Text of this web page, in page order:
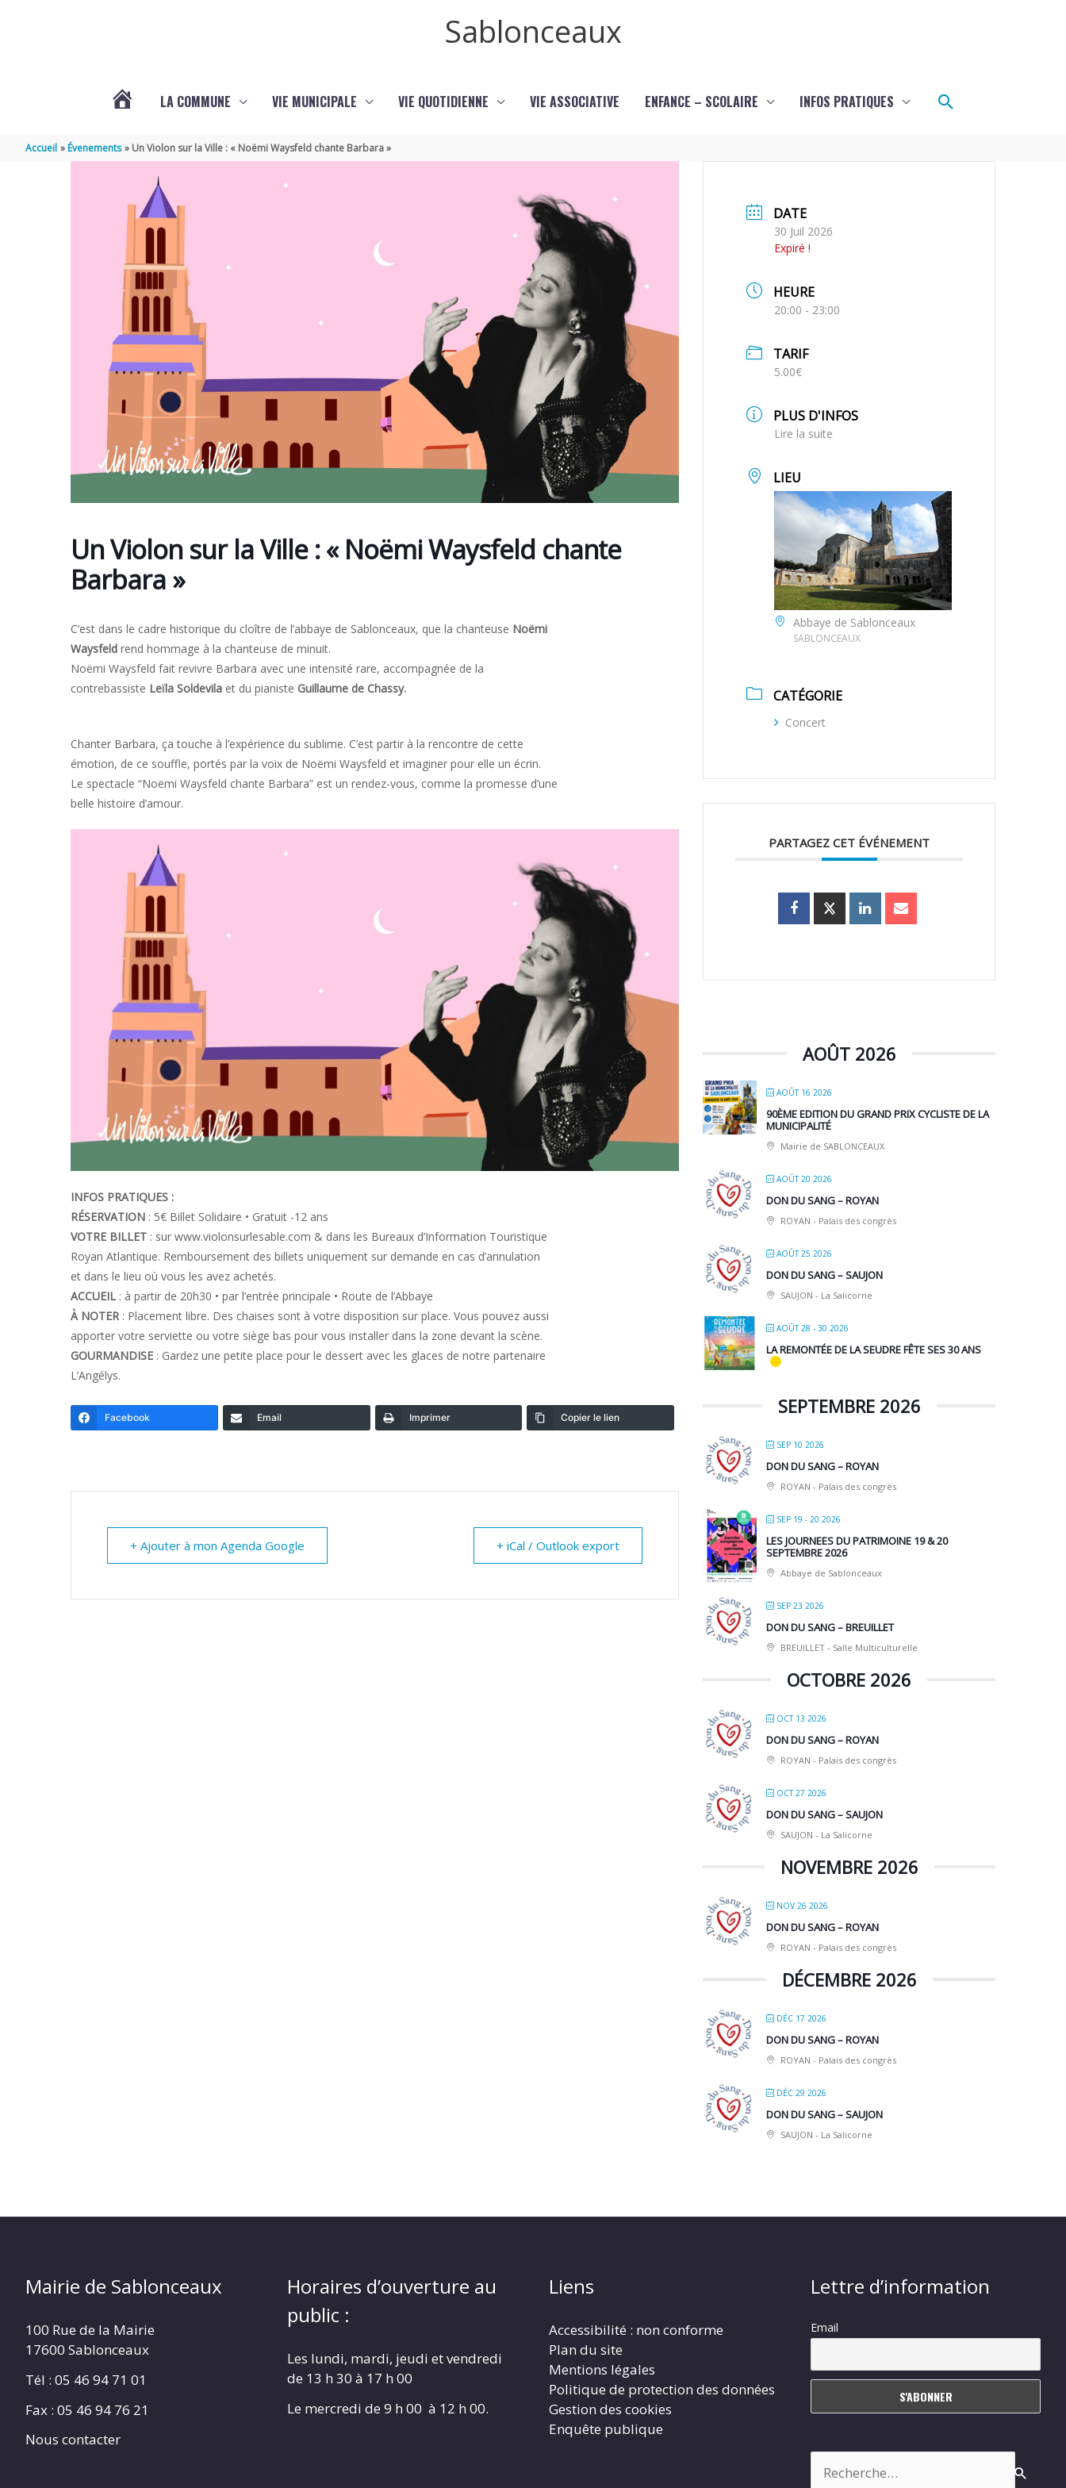
Sablonceaux
SABLONCEAUX
LA COMMUNE VIE MUNICIPALE VIE QUOTIDIENNE VIE ASSOCIATIVE ENFANCE – SCOLAIRE INFOS PRATIQUES Rechercher
Accueil Évenements Un Violon sur la Ville : « Noëmi Waysfeld chante Barbara »
Un Violon sur la Ville : « Noëmi Waysfeld chante
Barbara »
C’est dans le cadre historique du cloître de l’abbaye de Sablonceaux, que la chanteuse Noëmi
Waysfeld rend hommage à la chanteuse de minuit.
Noëmi Waysfeld fait revivre Barbara avec une intensité rare, accompagnée de la
contrebassiste Leïla Soldevila et du pianiste Guillaume de Chassy.
Chanter Barbara, ça touche à l’expérience du sublime. C’est partir à la rencontre de cette
émotion, de ce souffle, portés par la voix de Noëmi Waysfeld et imaginer pour elle un écrin.
Le spectacle “Noëmi Waysfeld chante Barbara” est un rendez-vous, comme la promesse d’une
belle histoire d’amour.
INFOS PRATIQUES :
RÉSERVATION : 5€ Billet Solidaire • Gratuit -12 ans
VOTRE BILLET : sur www.violonsurlesable.com & dans les Bureaux d’Information Touristique
Royan Atlantique. Remboursement des billets uniquement sur demande en cas d’annulation
et dans le lieu où vous les avez achetés.
ACCUEIL : à partir de 20h30 • par l’entrée principale • Route de l’Abbaye
À NOTER : Placement libre. Des chaises sont à votre disposition sur place. Vous pouvez aussi
apporter votre serviette ou votre siège bas pour vous installer dans la zone devant la scène.
GOURMANDISE : Gardez une petite place pour le dessert avec les glaces de notre partenaire
L’Angélys.
Facebook Email Imprimer Copier le lien
+ Ajouter à mon Agenda Google + iCal / Outlook export
DATE
30 Juil 2026
Expiré !
HEURE
20:00 - 23:00
TARIF
5.00€
PLUS D'INFOS
Lire la suite
LIEU
Abbaye de Sablonceaux
SABLONCEAUX
CATÉGORIE
Concert
PARTAGEZ CET ÉVÉNEMENT
AOÛT 2026
AOÛT 16 2026
90ÈME EDITION DU GRAND PRIX CYCLISTE DE LA
MUNICIPALITÉ
Mairie de SABLONCEAUX
AOÛT 20 2026
DON DU SANG – ROYAN
ROYAN - Palais des congrès
AOÛT 25 2026
DON DU SANG – SAUJON
SAUJON - La Salicorne
AOÛT 28 - 30 2026
LA REMONTÉE DE LA SEUDRE FÊTE SES 30 ANS
SEPTEMBRE 2026
SEP 10 2026
DON DU SANG – ROYAN
ROYAN - Palais des congrès
SEP 19 - 20 2026
LES JOURNEES DU PATRIMOINE 19 & 20
SEPTEMBRE 2026
Abbaye de Sablonceaux
SEP 23 2026
DON DU SANG – BREUILLET
BREUILLET - Salle Multiculturelle
OCTOBRE 2026
OCT 13 2026
DON DU SANG – ROYAN
ROYAN - Palais des congrès
OCT 27 2026
DON DU SANG – SAUJON
SAUJON - La Salicorne
NOVEMBRE 2026
NOV 26 2026
DON DU SANG – ROYAN
ROYAN - Palais des congrès
DÉCEMBRE 2026
DÉC 17 2026
DON DU SANG – ROYAN
ROYAN - Palais des congrès
DÉC 29 2026
DON DU SANG – SAUJON
SAUJON - La Salicorne
Mairie de Sablonceaux
100 Rue de la Mairie
17600 Sablonceaux
Tél : 05 46 94 71 01
Fax : 05 46 94 76 21
Nous contacter
Horaires d’ouverture au
public :
Les lundi, mardi, jeudi et vendredi
de 13 h 30 à 17 h 00
Le mercredi de 9 h 00 à 12 h 00.
Liens
Accessibilité : non conforme
Plan du site
Mentions légales
Politique de protection des données
Gestion des cookies
Enquête publique
Lettre d’information
Email